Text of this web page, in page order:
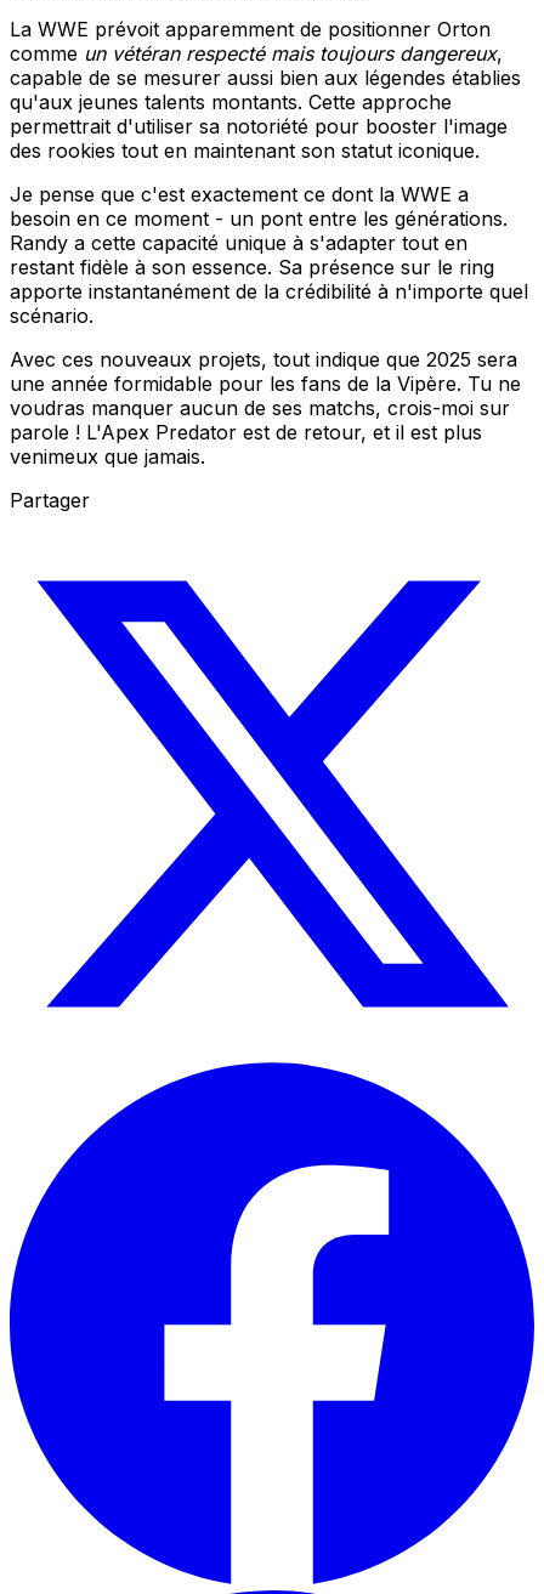
La WWE prévoit apparemment de positionner Orton
comme un vétéran respecté mais toujours dangereux,
capable de se mesurer aussi bien aux légendes établies
qu'aux jeunes talents montants. Cette approche
permettrait d'utiliser sa notoriété pour booster l'image
des rookies tout en maintenant son statut iconique.
Je pense que c'est exactement ce dont la WWE a
besoin en ce moment - un pont entre les générations.
Randy a cette capacité unique à s'adapter tout en
restant fidèle à son essence. Sa présence sur le ring
apporte instantanément de la crédibilité à n'importe quel
scénario.
Avec ces nouveaux projets, tout indique que 2025 sera
une année formidable pour les fans de la Vipère. Tu ne
voudras manquer aucun de ses matchs, crois-moi sur
parole ! L'Apex Predator est de retour, et il est plus
venimeux que jamais.
Partager